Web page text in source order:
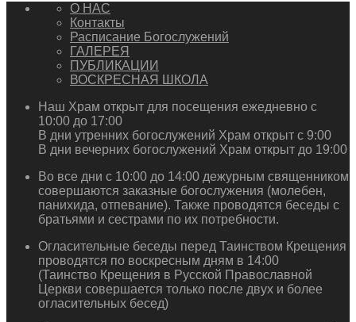
О НАС
Контакты
Расписание Богослужений
ГАЛЕРЕЯ
ПУБЛИКАЦИИ
ВОСКРЕСНАЯ ШКОЛА
Наш Храм открыт для посещения ежедневно с
10:00 до 17:00
В дни утренних богослужений Храм открыт с 9:00
В дни вечерних богослужений Храм открыт до 19:00
Во все дни с 10:00 до 14:00 дежурным священником
совершаются заказные богослужения (молебен,
панихида, отпевание). Также проводятся беседы с
братьями и сестрами по их потребности.
Огласительные беседы перед Таинством Крещения
проводятся по воскресным дням в 14:00
(Таинство Крещения в Русской Православной
Церкви совершается только после двух и более
огласительных бесед)